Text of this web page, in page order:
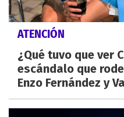
ATENCIÓN
¿Qué tuvo que ver
escándalo que
Enzo Fernández y